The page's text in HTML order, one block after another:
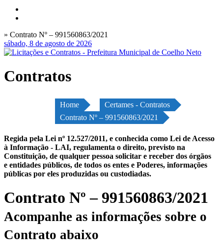
» Contrato Nº – 991560863/2021
sábado, 8 de agosto de 2026
Contratos
Home
Certames - Contratos
Contrato Nº – 991560863/2021
Regida pela Lei nº 12.527/2011, e conhecida como Lei de Acesso
à Informação - LAI, regulamenta o direito, previsto na
Constituição, de qualquer pessoa solicitar e receber dos órgãos
e entidades públicos, de todos os entes e Poderes, informações
públicas por eles produzidas ou custodiadas.
Contrato Nº – 991560863/2021
Acompanhe as informações sobre o
Contrato abaixo